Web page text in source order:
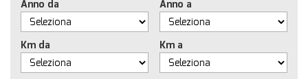
Anno da Anno a
Km da Km a